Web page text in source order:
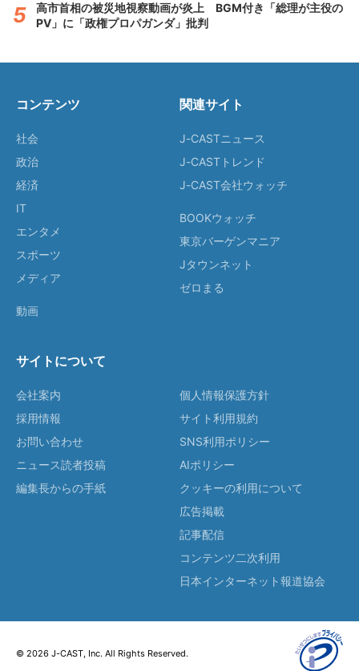
高市首相の被災地視察動画が炎上 BGM付き「総理が主役の
PV」に「政権プロパガンダ」批判
コンテンツ
社会
政治
経済
IT
エンタメ
スポーツ
メディア
動画
関連サイト
J-CASTニュース
J-CASTトレンド
J-CAST会社ウォッチ
BOOKウォッチ
東京バーゲンマニア
Jタウンネット
ゼロまる
サイトについて
会社案内
採用情報
お問い合わせ
ニュース読者投稿
編集長からの手紙
個人情報保護方針
サイト利用規約
SNS利用ポリシー
AIポリシー
クッキーの利用について
広告掲載
記事配信
コンテンツ二次利用
日本インターネット報道協会
© 2026 J-CAST, Inc. All Rights Reserved.